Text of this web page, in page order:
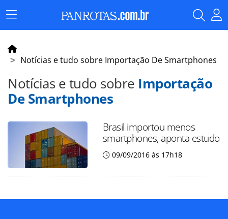
Menu
Principal
Notícias e tudo sobre Importação De Smartphones
Notícias e tudo sobre Importação
De Smartphones
Brasil importou menos
smartphones, aponta estudo
09/09/2016 às 17h18